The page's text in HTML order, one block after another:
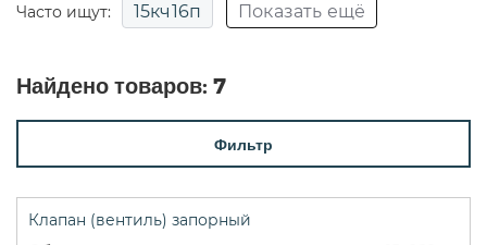
Часто ищут: 15кч16п Показать ещё
15нж65нж 15с18п
15с65нж 15с65нж ду50
15с65п 15с68нж pn25 Для воды
ДУ50
Найдено товаров: 7
Фильтр
Клапан (вентиль) запорный